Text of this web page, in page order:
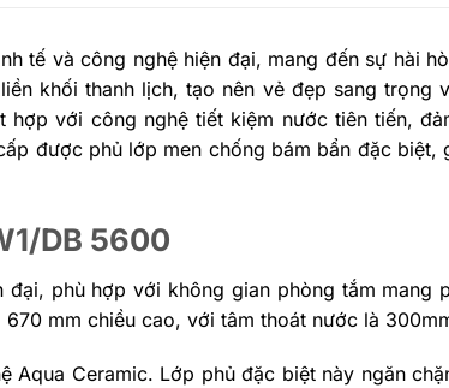
tế và công nghệ hiện đại, mang đến sự hài
khối thanh lịch, tạo nên vẻ đẹp sang trọng
với công nghệ tiết kiệm nước tiên tiến,
được phủ lớp men chống bám bẩn đặc biệt,
DB 5600
phù hợp với không gian phòng tắm mang
mm chiều cao, với tâm thoát nước là
Aqua Ceramic. Lớp phủ đặc biệt này ngăn